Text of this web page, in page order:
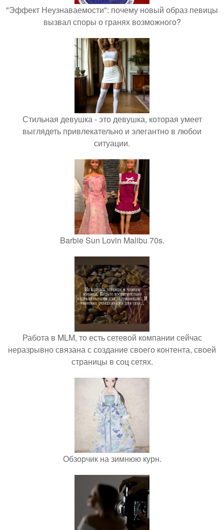
"Эффект Неузнаваемости": почему новый образ певицы
вызвал споры о гранях возможного?
Стильная девушка - это девушка, которая умеет
выглядеть привлекательно и элегантно в любои
ситуации.
Barbie Sun Lovin Malibu 70s.
Работа в MLM, то есть сетевой компании сейчас
неразрывно связана с создание своего контента, своей
страницы в соц сетях.
Обзорчик на зимнюю курн.